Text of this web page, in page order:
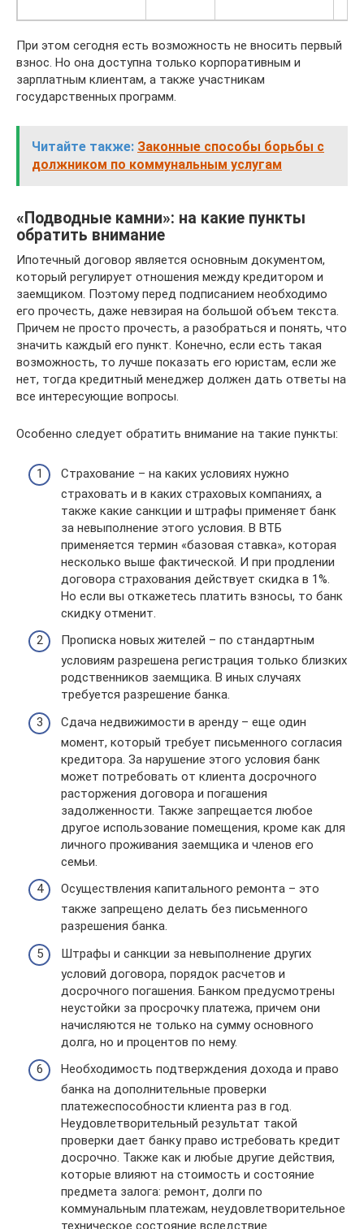
При этом сегодня есть возможность не вносить первый
взнос. Но она доступна только корпоративным и
зарплатным клиентам, а также участникам
государственных программ.
Читайте также: Законные способы борьбы с
должником по коммунальным услугам
«Подводные камни»: на какие пункты
обратить внимание
Ипотечный договор является основным документом,
который регулирует отношения между кредитором и
заемщиком. Поэтому перед подписанием необходимо
его прочесть, даже невзирая на большой объем текста.
Причем не просто прочесть, а разобраться и понять, что
значить каждый его пункт. Конечно, если есть такая
возможность, то лучше показать его юристам, если же
нет, тогда кредитный менеджер должен дать ответы на
все интересующие вопросы.
Особенно следует обратить внимание на такие пункты:
Страхование – на каких условиях нужно
страховать и в каких страховых компаниях, а
также какие санкции и штрафы применяет банк
за невыполнение этого условия. В ВТБ
применяется термин «базовая ставка», которая
несколько выше фактической. И при продлении
договора страхования действует скидка в 1%.
Но если вы откажетесь платить взносы, то банк
скидку отменит.
Прописка новых жителей – по стандартным
условиям разрешена регистрация только близких
родственников заемщика. В иных случаях
требуется разрешение банка.
Сдача недвижимости в аренду – еще один
момент, который требует письменного согласия
кредитора. За нарушение этого условия банк
может потребовать от клиента досрочного
расторжения договора и погашения
задолженности. Также запрещается любое
другое использование помещения, кроме как для
личного проживания заемщика и членов его
семьи.
Осуществления капитального ремонта – это
также запрещено делать без письменного
разрешения банка.
Штрафы и санкции за невыполнение других
условий договора, порядок расчетов и
досрочного погашения. Банком предусмотрены
неустойки за просрочку платежа, причем они
начисляются не только на сумму основного
долга, но и процентов по нему.
Необходимость подтверждения дохода и право
банка на дополнительные проверки
платежеспособности клиента раз в год.
Неудовлетворительный результат такой
проверки дает банку право истребовать кредит
досрочно. Также как и любые другие действия,
которые влияют на стоимость и состояние
предмета залога: ремонт, долги по
коммунальным платежам, неудовлетворительное
техническое состояние вследствие